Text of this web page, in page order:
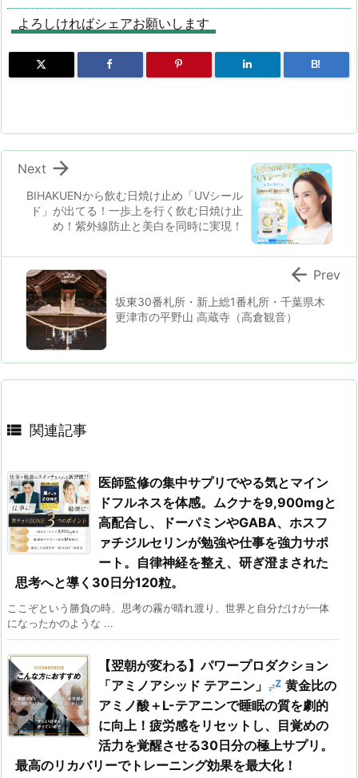
分な脂肪とコレス
テロールのケアな
る。年齢に負けず
活き活きと輝くた
よろしければシェアお願いします
B!
BIHAKUENから飲む日焼け止め「UVシール
ド」が出てる！一歩上を行く飲む日焼け止
め！紫外線防止と美白を同時に実現！

Next
坂東30番札所・新上総1番札所・千葉県木
更津市の平野山 高蔵寺（高倉観音）
 Prev
 関連記事
医師監修の集中サプリでやる気とマイン
ドフルネスを体感。ムクナを9,900mgと
高配合し、ドーパミンやGABA、ホスフ
ァチジルセリンが勉強や仕事を強力サポ
ート。自律神経を整え、研ぎ澄まされた
思考へと導く30日分120粒。
ここぞという勝負の時、思考の霧が晴れ渡り、世界と自分だけが一体
になったかのような ...
【翌朝が変わる】パワープロダクション
「アミノアシッド テアニン」
黄金比の
アミノ酸＋L-テアニンで睡眠の質を劇的
に向上！疲労感をリセットし、目覚めの
活力を覚醒させる30日分の極上サプリ。
最高のリカバリーでトレーニング効果を最大化！